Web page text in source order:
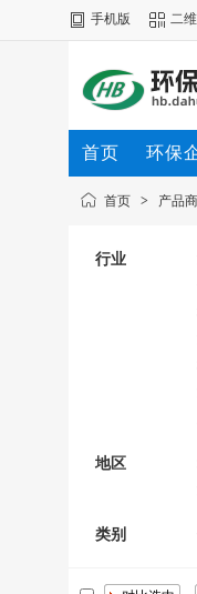
手机版 二
首页 环保
首页 > 产品
行业
地区
类别